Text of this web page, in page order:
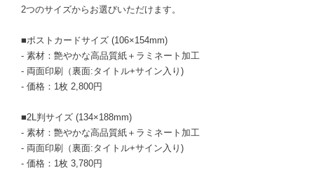
2つのサイズからお選びいただけます。
■ポストカードサイズ (106×154mm)
- 素材：艶やかな高品質紙＋ラミネート加工
- 両面印刷（裏面:タイトル+サイン入り)
- 価格：1枚 2,800円
■2L判サイズ (134×188mm)
- 素材：艶やかな高品質紙＋ラミネート加工
- 両面印刷（裏面:タイトル+サイン入り)
- 価格：1枚 3,780円